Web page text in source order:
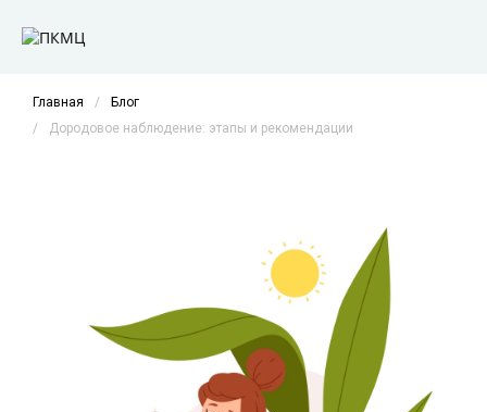
Главная /
Блог
/
Дородовое наблюдение: этапы и рекомендации